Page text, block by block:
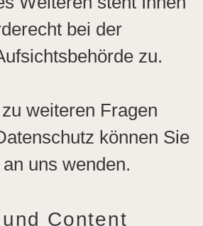
bei der
zu.
weiteren Fragen
können Sie
uns wenden.
Content